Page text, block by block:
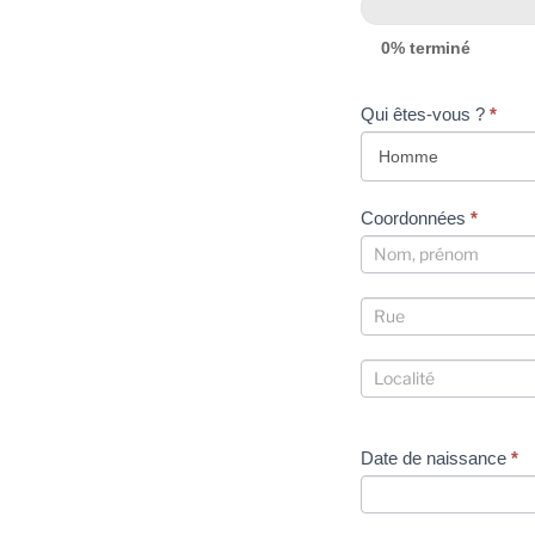
0% terminé
Qui êtes-vous ? *
Coordonnées *
Coordonnées
Coordonnées
Coordonnées
Date de naissance *